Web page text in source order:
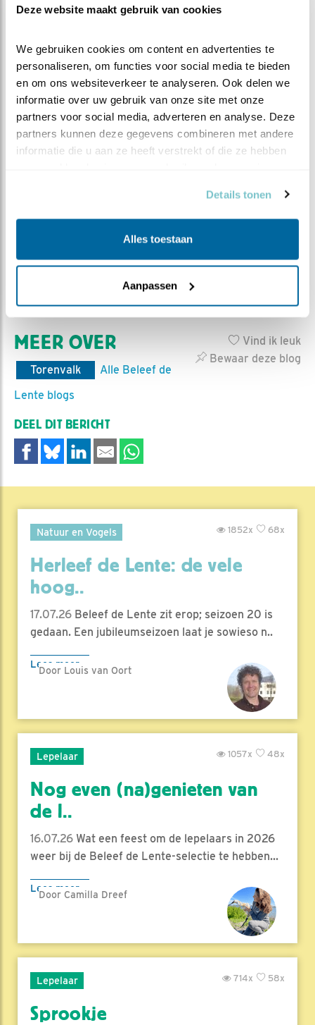
Deze website maakt gebruik van cookies
We gebruiken cookies om content en advertenties te
personaliseren, om functies voor social media te bieden
en om ons websiteverkeer te analyseren. Ook delen we
informatie over uw gebruik van onze site met onze
partners voor social media, adverteren en analyse. Deze
partners kunnen deze gegevens combineren met andere
informatie die u aan ze heeft verstrekt of die ze hebben
Details tonen
Alles toestaan
Aanpassen
laten wachten. De volgende stap is de sprong naar de
oefenen. En het zal dan niet lang duren voordat de
eerste kuuk de spring in het diepe waagt. Tot die tijd
mogen wij nog genieten van deze fight club!
Turend naar de buitenwereld
Vind ik leuk
Bewaar deze blog
MEER OVER
Torenvalk
Alle Beleef de
Lente blogs
DEEL DIT BERICHT
Natuur en Vogels 68x
1852x
Herleef de Lente: de vele
hoog..
17.07.26 Beleef de Lente zit erop; seizoen 20 is
gedaan. Een jubileumseizoen laat je sowieso n..
Lees meer
Door Louis van Oort
Lepelaar 48x
1057x
Nog even (na)genieten van
de l..
16.07.26 Wat een feest om de lepelaars in 2026
weer bij de Beleef de Lente-selectie te hebben...
Lees meer
Door Camilla Dreef
Lepelaar 58x
714x
Sprookje